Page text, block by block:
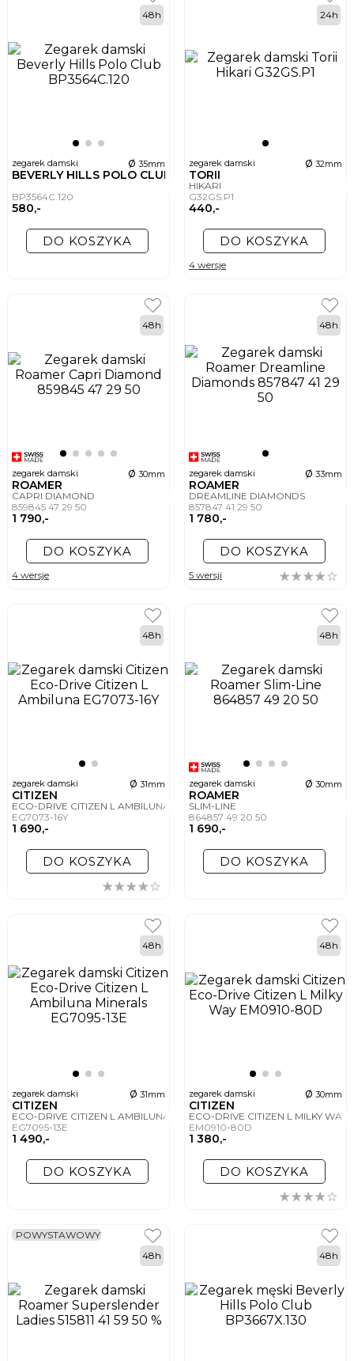
zegarek damski ø 35mm
BEVERLY HILLS POLO CLUB
BP3564C.120
580,-
48h
DO KOSZYKA
zegarek damski ø 32mm
TORII
HIKARI
G32GS.P1
440,-
24h
DO KOSZYKA
4 wersje
zegarek damski ø 30mm
ROAMER
CAPRI DIAMOND
859845 47 29 50
1 790,-
48h
DO KOSZYKA
4 wersje
zegarek damski ø 33mm
ROAMER
DREAMLINE DIAMONDS
857847 41 29 50
1 780,-
48h
DO KOSZYKA
5 wersji
zegarek damski ø 31mm
CITIZEN
ECO-DRIVE CITIZEN L AMBILUNA
EG7073-16Y
1 690,-
48h
DO KOSZYKA
zegarek damski ø 30mm
ROAMER
SLIM-LINE
864857 49 20 50
1 690,-
48h
DO KOSZYKA
zegarek damski ø 31mm
CITIZEN
ECO-DRIVE CITIZEN L AMBILUNA MINERALS
EG7095-13E
1 490,-
48h
DO KOSZYKA
zegarek damski ø 30mm
CITIZEN
ECO-DRIVE CITIZEN L MILKY WAY
EM0910-80D
1 380,-
48h
DO KOSZYKA
POWYSTAWOWY
48h
48h